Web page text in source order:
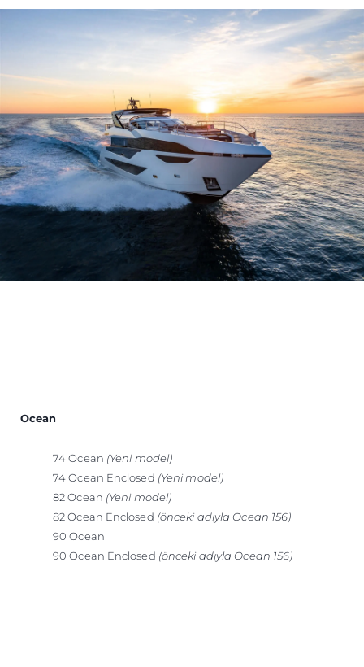
Ocean
74 Ocean (Yeni model)
74 Ocean Enclosed (Yeni model)
82 Ocean (Yeni model)
82 Ocean Enclosed (önceki adıyla Ocean 156)
90 Ocean
90 Ocean Enclosed (önceki adıyla Ocean 156)